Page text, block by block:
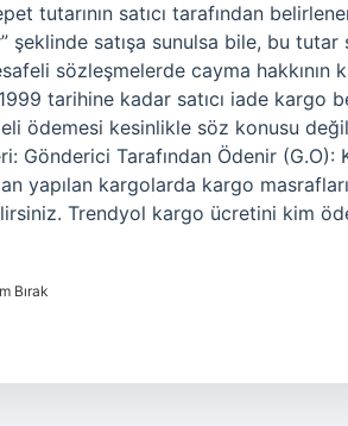
tutarının satıcı tarafından
şeklinde satışa sunulsa bile, bu
sözleşmelerde cayma hakkının
tarihine kadar satıcı iade kargo
ödemesi kesinlikle söz konusu
Gönderici Tarafından Ödenir (G.O):
yapılan kargolarda kargo
Trendyol kargo ücretini kim
Bırak